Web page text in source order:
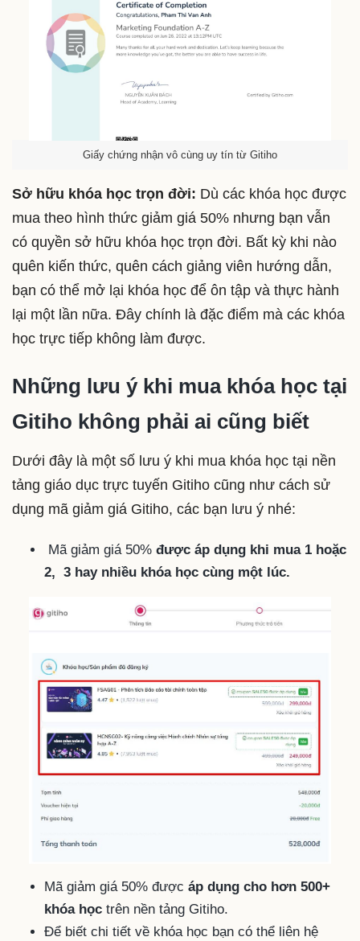
Giấy chứng nhận vô cùng uy tín từ Gitiho
Sở hữu khóa học trọn đời: Dù các khóa học được
mua theo hình thức giảm giá 50% nhưng bạn vẫn
có quyền sở hữu khóa học trọn đời. Bất kỳ khi nào
quên kiến thức, quên cách giảng viên hướng dẫn,
bạn có thể mở lại khóa học để ôn tập và thực hành
lại một lần nữa. Đây chính là đặc điểm mà các khóa
học trực tiếp không làm được.
Những lưu ý khi mua khóa học tại
Gitiho không phải ai cũng biết
Dưới đây là một số lưu ý khi mua khóa học tại nền
tảng giáo dục trực tuyến Gitiho cũng như cách sử
dụng mã giảm giá Gitiho, các bạn lưu ý nhé:
Mã giảm giá 50% được áp dụng khi mua 1 hoặc
2, 3 hay nhiều khóa học cùng một lúc.
Mã giảm giá 50% được áp dụng cho hơn 500+
khóa học trên nền tảng Gitiho.
Để biết chi tiết về khóa học bạn có thể liên hệ